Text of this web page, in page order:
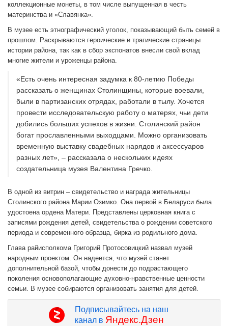
коллекционные монеты, в том числе выпущенная в честь
материнства и «Славянка».
В музее есть этнографический уголок, показывающий быть семей в
прошлом. Раскрываются героические и трагические страницы
истории района, так как в сбор экспонатов внесли свой вклад
многие жители и уроженцы района.
«Есть очень интересная задумка к 80-летию Победы
рассказать о женщинах Столинщины, которые воевали,
были в партизанских отрядах, работали в тылу. Хочется
провести исследовательскую работу о матерях, чьи дети
добились больших успехов в жизни. Столинский район
богат прославленными выходцами. Можно организовать
временную выставку свадебных нарядов и аксессуаров
разных лет», – рассказала о нескольких идеях
создательница музея Валентина Гречко.
В одной из витрин – свидетельство и награда жительницы
Столинского района Марии Озимко. Она первой в Беларуси была
удостоена ордена Матери. Представлены церковная книга с
записями рождения детей, свидетельства о рождении советского
периода и современного образца, бирка из родильного дома.
Глава райисполкома Григорий Протосовицкий назвал музей
народным проектом. Он надеется, что музей станет
дополнительной базой, чтобы донести до подрастающего
поколения основополагающие духовно-нравственные ценности
семьи. В музее собираются организовать занятия для детей.
Подписывайтесь на наш
канал в Яндекс.Дзен